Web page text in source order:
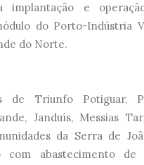
implantação e
do Porto-Indústria
do Norte.
de Triunfo Potiguar,
Janduís, Messias
da Serra de
com abastecimento de